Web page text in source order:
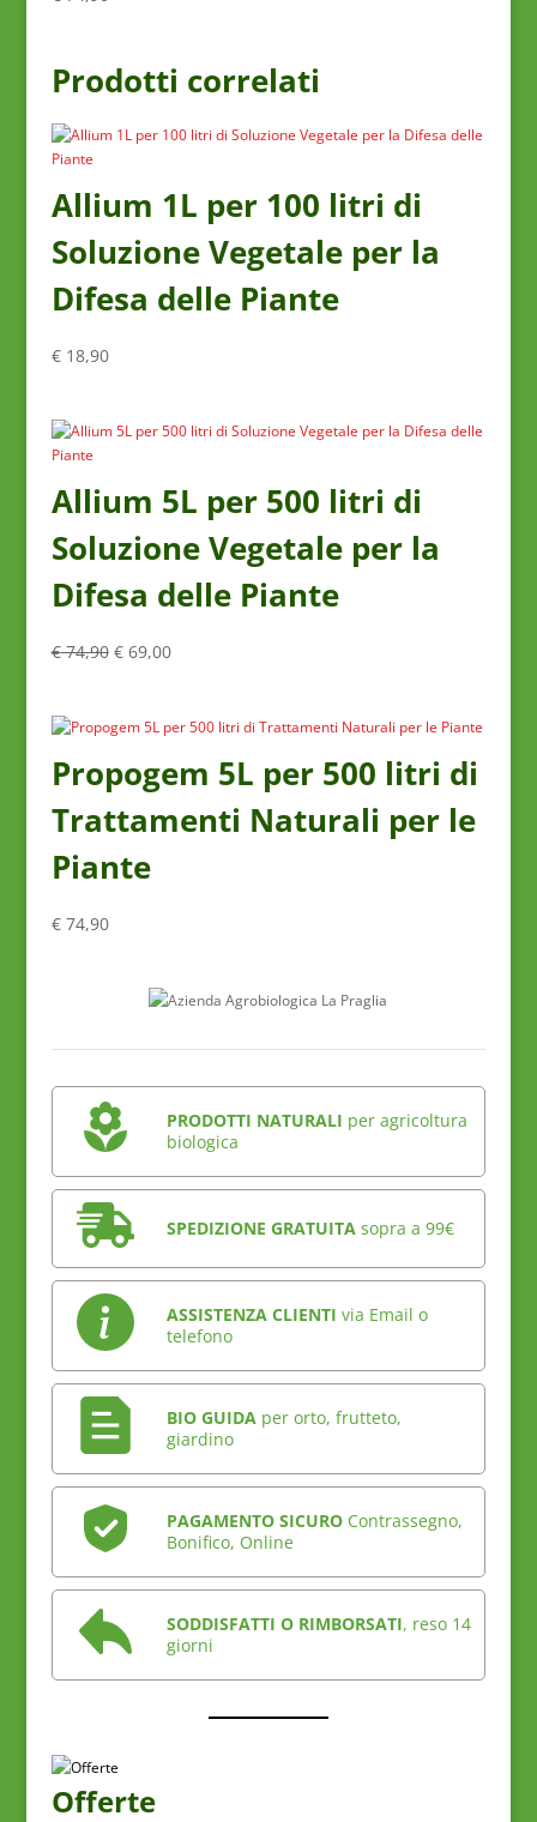
Prodotti correlati
Allium 1L per 100 litri di
Soluzione Vegetale per la
Difesa delle Piante
€18,90
Allium 5L per 500 litri di
Soluzione Vegetale per la
Difesa delle Piante
€74,90 Il
era:
€69,00Il
è:
€ 69,00.
Propogem 5L per 500 litri di
Trattamenti Naturali per le
Piante
€74,90
PRODOTTI NATURALI per agricoltura
biologica
SPEDIZIONE GRATUITAsopra a 99€
ASSISTENZA CLIENTI via Email o
telefono
BIO GUIDAper orto, frutteto,
giardino
PAGAMENTO SICUROContrassegno,
Bonifico, Online
SODDISFATTI O RIMBORSATI, reso 14
giorni
Offerte